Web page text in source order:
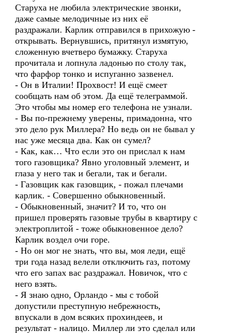
Старуха не любила электрические звонки,
даже самые мелодичные из них её
раздражали. Карлик отправился в прихожую -
открывать. Вернувшись, притянул измятую,
сложенную вчетверо бумажку. Старуха
прочитала и лопнула ладонью по столу так,
что фарфор тонко и испуганно зазвенел.
- Он в Италии! Прохвост! И ещё смеет
сообщать нам об этом. Да ещё телеграммой.
Это чтобы мы номер его телефона не узнали.
- Вы по-прежнему уверены, примадонна, что
это дело рук Миллера? Но ведь он не бывал у
нас уже месяца два. Как он сумел?
- Как, как… Что если это он прислал к нам
того газовщика? Явно уголовный элемент, и
глаза у него так и бегали, так и бегали.
- Газовщик как газовщик, - пожал плечами
карлик. - Совершенно обыкновенный.
- Обыкновенный, значит? И то, что он
пришел проверять газовые трубы в квартиру с
электроплитой - тоже обыкновенное дело?
Карлик воздел очи горе.
- Но он мог не знать, что вы, моя леди, ещё
три года назад велели отключить газ, потому
что его запах вас раздражал. Новичок, что с
него взять.
- Я знаю одно, Орландо - мы с тобой
допустили преступную небрежность,
впускали в дом всяких прохиндеев, и
результат - налицо. Миллер ли это сделал или